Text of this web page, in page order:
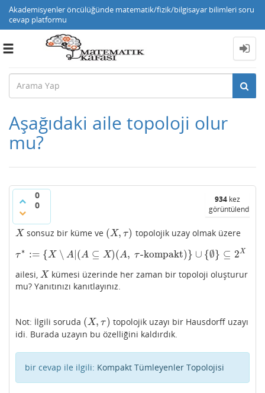
Akademisyenler öncülüğünde matematik/fizik/bilgisayar bilimleri soru
cevap platformu
Toggle
Aşağıdaki aile topoloji olur
mu?
0
0
934 kez
görüntülendi
X
X sonsuz bir küme ve (X, τ)
(X,τ) topolojik uzay olmak üzere
τ ∗ := {X ∖ A (A ⊆ X)(A, τ-kompakt)} ∪ {∅} ⊆ 2X
τ∗ :={X∖A |(A ⊆X)(A, τ -kompakt)}∪{∅} ⊆2 X
ailesi, X
X kümesi üzerinde her zaman bir topoloji oluşturur
mu? Yanıtınızı kanıtlayınız.
Not: İlgili soruda (X, τ)
(X,τ)
topolojik uzayı bir Hausdorff uzayı
idi. Burada uzayın bu özelliğini kaldırdık.
bir cevap ile ilgili: Kompakt Tümleyenler Topolojisi